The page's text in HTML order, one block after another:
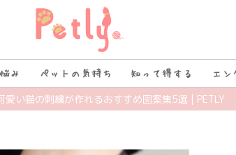
み ペットの気持ち 知って得する エン
い猫の刺繍が作れるおすすめ図案集5選 | PETLY